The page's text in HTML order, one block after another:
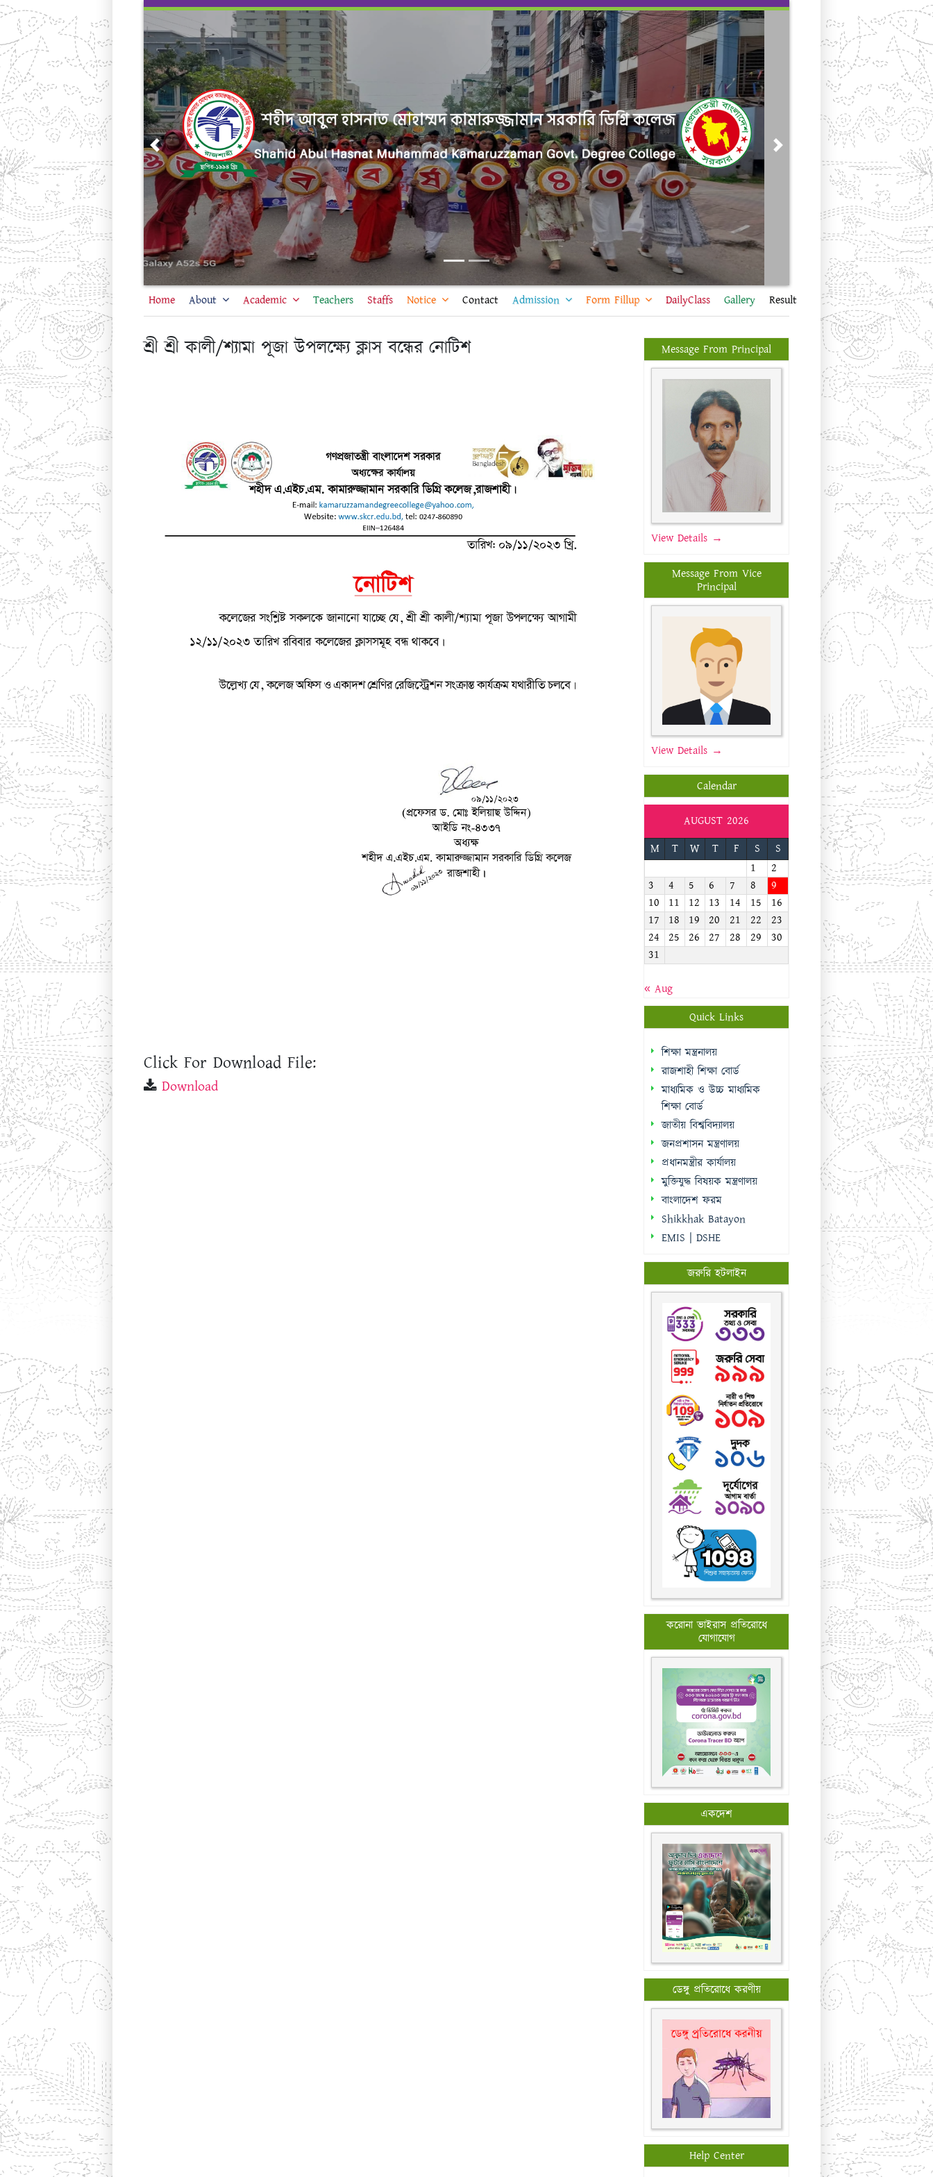
Skip
content
Previous Next
Home About Academic Teachers Staffs Notice Contact Admission Form Fillup DailyClass Gallery Result
শ্রী শ্রী কালী/শ্যামা পূজা উপলক্ষ্যে ক্লাস বন্ধের নোটিশ
Click For Download File:
Download
Message From Principal
View Details →
Message From Vice
Principal
View Details →
Calendar
AUGUST 2026
M
T W T F S
S
1
2
3
4 5 6 7 8
9
10
11 12 13 14 15
16
17
18 19 20 21 22
23
24
25 26 27 28 29
30
31
« Aug
Quick Links
শিক্ষা মন্ত্রনালয়
রাজশাহী শিক্ষা বোর্ড
মাধ্যমিক ও উচ্চ মাধ্যমিক
শিক্ষা বোর্ড
জাতীয় বিশ্ববিদ্যালয়
জনপ্রশাসন মন্ত্রণালয়
প্রধানমন্ত্রীর কার্যালয়
মুক্তিযুদ্ধ বিষয়ক মন্ত্রণালয়
বাংলাদেশ ফরম
Shikkhak Batayon
EMIS | DSHE
জরুরি হটলাইন
করোনা ভাইরাস প্রতিরোধে
যোগাযোগ
একদেশ
ডেঙ্গু প্রতিরোধে করণীয়
Help Center